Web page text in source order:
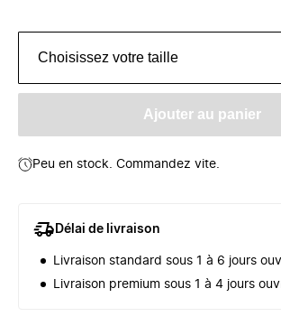
Choisissez votre taille
Ajouter au panier
Peu en stock. Commandez vite.
Délai de livraison
Livraison standard sous 1 à 6 jours
Livraison premium sous 1 à 4 jours